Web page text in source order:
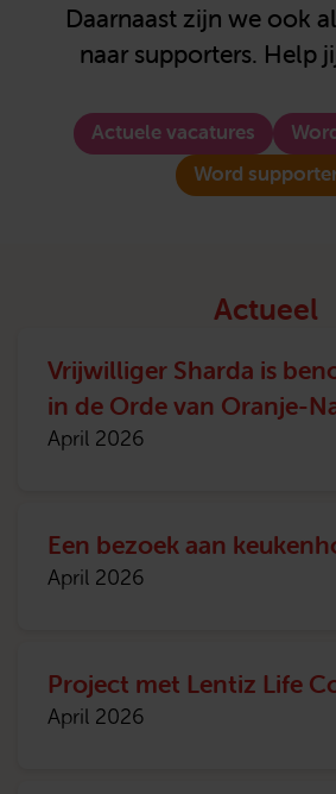
Daarnaast zijn we ook
naar supporters. Help
Actuele vacatures
Word
Actueel
Vrijwilliger Sharda is
in de Orde van Oranje-
April 2026
Een bezoek aan
April 2026
Project met Lentiz Life
April 2026